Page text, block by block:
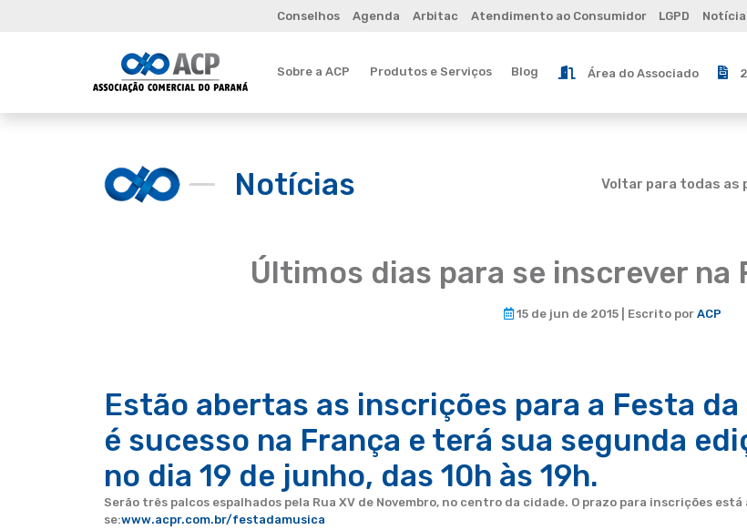
Conselhos Agenda Arbitac Atendimento ao Consumidor LGPD
Sobre a ACP Produtos e Serviços Blog Área do Associado
Notícias Voltar para todas as
Últimos dias para se inscrever na
15 de jun de 2015 | Escrito por ACP
Estão abertas as inscrições para a Festa
é sucesso na França e terá sua segunda
no dia 19 de junho, das 10h às 19h.
Serão três palcos espalhados pela Rua XV de Novembro, no centro da cidade. O prazo para inscrições
se:www.acpr.com.br/festadamusica